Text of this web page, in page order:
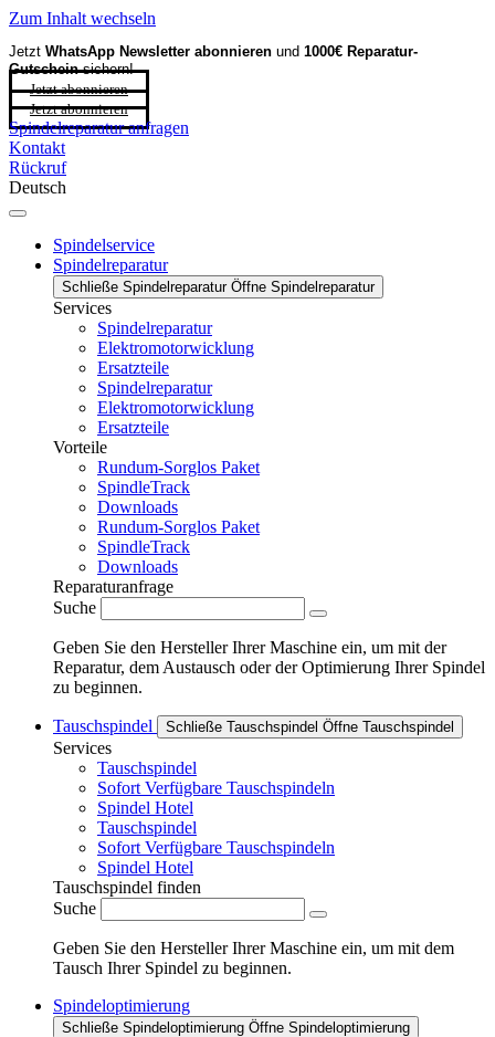
Zum Inhalt wechseln
Jetzt WhatsApp Newsletter abonnieren und 1000€ Reparatur-
Gutscheinsichern!
Jetzt abonnieren
Jetzt abonnieren
Spindelreparatur anfragen
Kontakt
Rückruf
Deutsch
Spindelservice
Spindelreparatur
Schließe Spindelreparatur Öffne Spindelreparatur
Services
Spindelreparatur
Elektromotorwicklung
Ersatzteile
Spindelreparatur
Elektromotorwicklung
Ersatzteile
Vorteile
Rundum-Sorglos Paket
SpindleTrack
Downloads
Rundum-Sorglos Paket
SpindleTrack
Downloads
Reparaturanfrage
Suche
Geben Sie den Hersteller Ihrer Maschine ein, um mit der
Reparatur, dem Austausch oder der Optimierung Ihrer Spindel
zu beginnen.
Tauschspindel Schließe Tauschspindel Öffne Tauschspindel
Services
Tauschspindel
Sofort Verfügbare Tauschspindeln
Spindel Hotel
Tauschspindel
Sofort Verfügbare Tauschspindeln
Spindel Hotel
Tauschspindel finden
Suche
Geben Sie den Hersteller Ihrer Maschine ein, um mit dem
Tausch Ihrer Spindel zu beginnen.
Spindeloptimierung
Schließe Spindeloptimierung Öffne Spindeloptimierung